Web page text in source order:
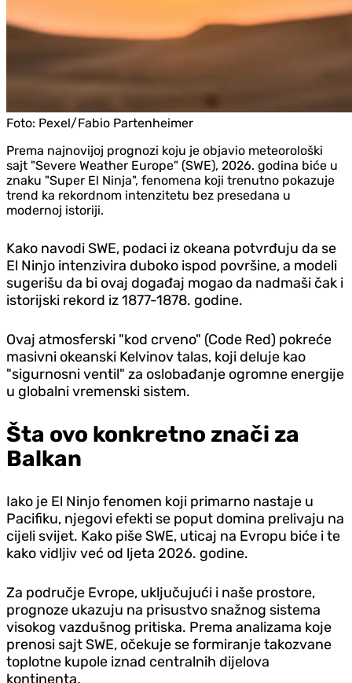
Foto: Pexel/Fabio Partenheimer
Prema najnovijoj prognozi koju je objavio meteorološki
sajt "Severe Weather Europe" (SWE), 2026. godina biće u
znaku "Super El Ninja", fenomena koji trenutno pokazuje
trend ka rekordnom intenzitetu bez presedana u
modernoj istoriji.
Kako navodi SWE, podaci iz okeana potvrđuju da se
El Ninjo intenzivira duboko ispod površine, a modeli
sugerišu da bi ovaj događaj mogao da nadmaši čak i
istorijski rekord iz 1877-1878. godine.
Ovaj atmosferski "kod crveno" (Code Red) pokreće
masivni okeanski Kelvinov talas, koji deluje kao
"sigurnosni ventil" za oslobađanje ogromne energije
u globalni vremenski sistem.
Šta ovo konkretno znači za
Balkan
Iako je El Ninjo fenomen koji primarno nastaje u
Pacifiku, njegovi efekti se poput domina prelivaju na
cijeli svijet. Kako piše SWE, uticaj na Evropu biće i te
kako vidljiv već od ljeta 2026. godine.
Za područje Evrope, uključujući i naše prostore,
prognoze ukazuju na prisustvo snažnog sistema
visokog vazdušnog pritiska. Prema analizama koje
prenosi sajt SWE, očekuje se formiranje takozvane
toplotne kupole iznad centralnih dijelova
kontinenta.